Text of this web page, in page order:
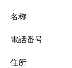
名称
電話番号
住所